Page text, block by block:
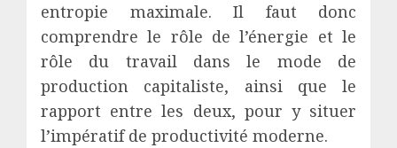
entropie maximale. Il faut donc
comprendre le rôle de l’énergie et le
rôle du travail dans le mode de
production capitaliste, ainsi que le
rapport entre les deux, pour y situer
l’impératif de productivité moderne.